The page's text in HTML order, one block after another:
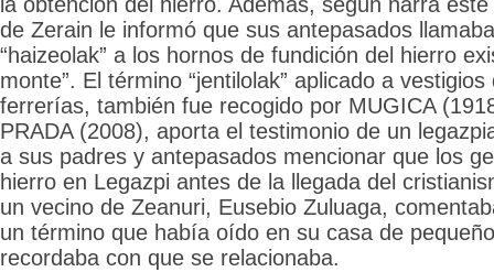
de Zerain le informó que sus antepasados
“haizeolak” a los hornos de fundición del hierro
monte”. El término “jentilolak” aplicado a
ferrerías, también fue recogido por MUGICA
PRADA (2008), aporta el testimonio de un
a sus padres y antepasados mencionar que los
hierro en Legazpi antes de la llegada del
un vecino de Zeanuri, Eusebio Zuluaga,
un término que había oído en su casa de
recordaba con que se relacionaba.